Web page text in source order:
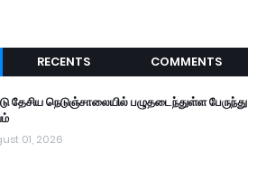
RECENTS COMMENTS
தேசிய நெடுஞ்சாலையில் பழுதடைந்துள்ள பேருந்து
01, 2026